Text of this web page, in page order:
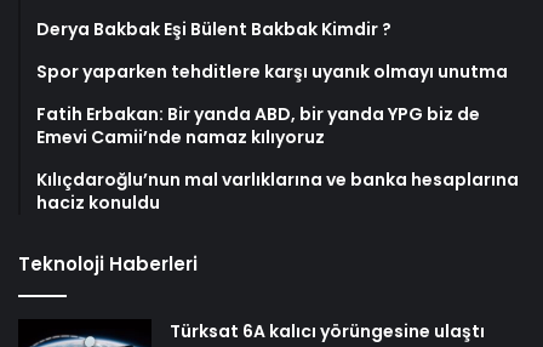
Derya Bakbak Eşi Bülent Bakbak Kimdir ?
Spor yaparken tehditlere karşı uyanık olmayı unutma
Fatih Erbakan: Bir yanda ABD, bir yanda YPG biz de
Emevi Camii’nde namaz kılıyoruz
Kılıçdaroğlu’nun mal varlıklarına ve banka hesaplarına
haciz konuldu
Teknoloji Haberleri
Türksat 6A kalıcı yörüngesine ulaştı